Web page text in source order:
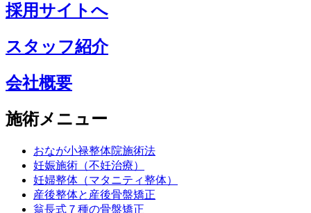
採用サイトへ
スタッフ紹介
会社概要
施術メニュー
おなが小禄整体院施術法
妊娠施術（不妊治療）
妊婦整体（マタニティ整体）
産後整体と産後骨盤矯正
翁長式７種の骨盤矯正